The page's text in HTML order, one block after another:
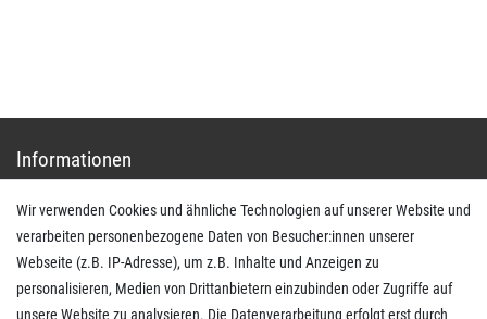
Informationen
Impressum
AGB
Daten­schutz­erklärung
Widerrufs­recht
Wir verwenden Cookies und ähnliche Technologien auf unserer Website und
verarbeiten personenbezogene Daten von Besucher:innen unserer
Webseite (z.B. IP-Adresse), um z.B. Inhalte und Anzeigen zu
personalisieren, Medien von Drittanbietern einzubinden oder Zugriffe auf
unsere Website zu analysieren. Die Datenverarbeitung erfolgt erst durch